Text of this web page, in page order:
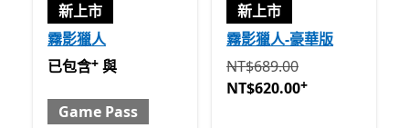
新上市
霧影獵人
已包含 與 Game Pass
提供應用程式內購。
已包含+ 與
Game Pass
新上市
霧影獵人-豪華版
原價 NT$689.00 現價
NT$689.00
NT$620.00+